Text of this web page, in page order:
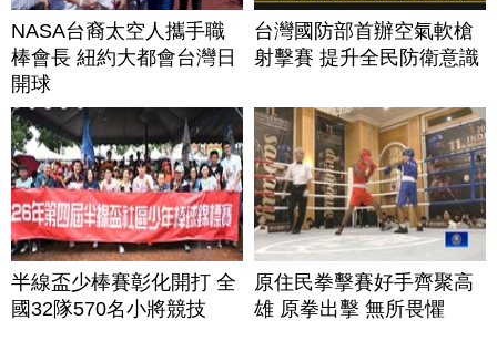
NASA台裔太空人攜手職
棒會長 紐約大都會台灣日
開球
台灣國防部首辦空氣軟槍
射擊賽 提升全民防衛意識
半線盃少棒賽彰化開打 全
國32隊570名小將競技
原住民拳擊賽好手齊聚高
雄 原拳出擊 無所畏懼